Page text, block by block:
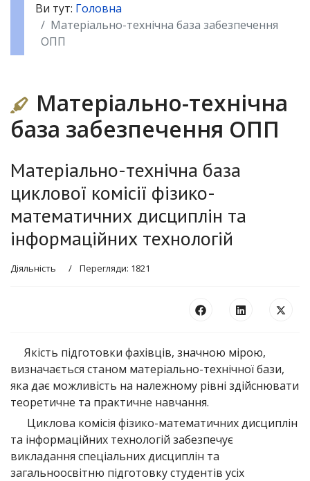
Ви тут: Головна
Матеріально-технічна база забезпечення
ОПП
Матеріально-технічна
база забезпечення ОПП
Матеріально-технічна база
циклової комісії фізико-
математичних дисциплін та
інформаційних технологій
Діяльність Перегляди: 1821
Якість підготовки фахівців, значною мірою,
визначається станом матеріально-технічної бази,
яка дає можливість на належному рівні здійснювати
теоретичне та практичне навчання.
Циклова комісія фізико-математичних дисциплін
та інформаційних технологій забезпечує
викладання спеціальних дисциплін та
загальноосвітню підготовку студентів усіх